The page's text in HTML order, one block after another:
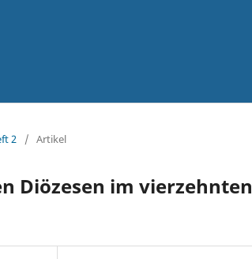
2 / Artikel
Diözesen im vierzehnten